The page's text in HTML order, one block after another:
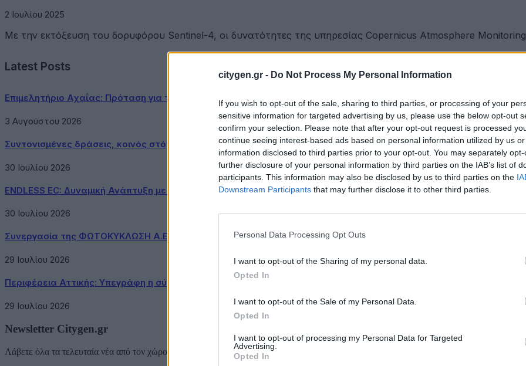
citygen.gr - Do Not Process My Personal Information
If you wish to opt-out of the sale, sharing to third parties, or processing of your
sensitive information for targeted advertising by us, please use the below opt-out
confirm your selection. Please note that after your opt-out request is processed
continue seeing interest-based ads based on personal information utilized by us
information disclosed to third parties prior to your opt-out. You may separately
further disclosure of your personal information by third parties on the IAB’s list of
participants. This information may also be disclosed by us to third parties on the
Downstream Participants that may further disclose it to other third parties.
Personal Data Processing Opt Outs
I want to opt-out of the Sharing of my personal data.
Opted In
I want to opt-out of the Sale of my Personal Data.
Opted In
I want to opt-out of processing my Personal Data for Targeted
Advertising.
Opted In
2 Ιουλίου 2025
Με την εκτόξευση του δορυφόρου Sentinel-4, οι δυνατότητες της υπηρεσίας Copernicus Atmosphere
Latest Posts
Επιμελητήριο Αχαΐας: Πρόταση για τη δημιουργία Δικτύου Γαλάζιας Οικονομίας Δυτικής Ελλάδας
3 Αυγούστου 2026
Συντονισμένες δράσεις, κοινός στόχος: Ασφαλέστερες μετακινήσεις για όλους
30 Ιουλίου 2026
ENDLESS EC: Δυναμική Ανάπτυξη με επίκεντρο τη Βιωσιμότητα
30 Ιουλίου 2026
Συνεργασία της ΦΩΤΟΚΥΚΛΩΣΗ Α.Ε. με τον Δήμο Μεγαρέων
29 Ιουλίου 2026
Περιφέρεια Αττικής: Υπεγράφη η σύμβαση κατασκευής του εσωτερικού δικτύου αποχέτευσης Παιανίας
29 Ιουλίου 2026
Newsletter Citygen.gr
Λάβετε όλα τα τελευταία νέα από τον χώρο της Πολιτικής Προστασίας, του ESG, του Green Business και των ΟΤΑ